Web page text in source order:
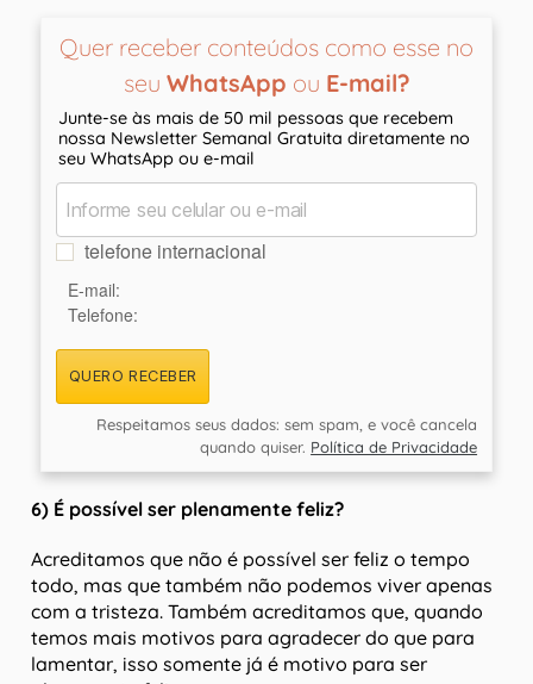
Quer receber conteúdos como esse no
seu WhatsApp ou E-mail?
Junte-se às mais de 50 mil pessoas que recebem
nossa Newsletter Semanal Gratuita diretamente no
seu WhatsApp ou e-mail
telefone internacional
E-mail:
Telefone:
QUERO RECEBER
Respeitamos seus dados: sem spam, e você cancela
quando quiser. Política de Privacidade
6) É possível ser plenamente feliz?
Acreditamos que não é possível ser feliz o tempo
todo, mas que também não podemos viver apenas
com a tristeza. Também acreditamos que, quando
temos mais motivos para agradecer do que para
lamentar, isso somente já é motivo para ser